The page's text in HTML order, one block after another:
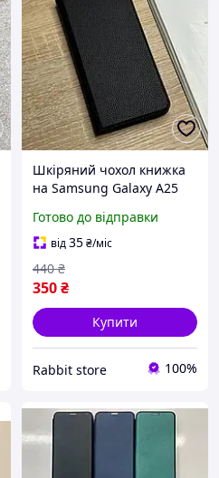
Шкіряний чохол книжка
на Samsung Galaxy A25
захистом камери Leather
Design
Готово до відправки
від35₴/міс
350₴
440 ₴
Купити
Rabbit store 100%